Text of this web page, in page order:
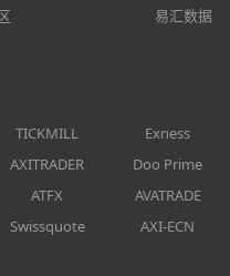
易汇数据
TICKMILL
Exness
AXITRADER
Doo Prime
ATFX
AVATRADE
Swissquote AXI-ECN